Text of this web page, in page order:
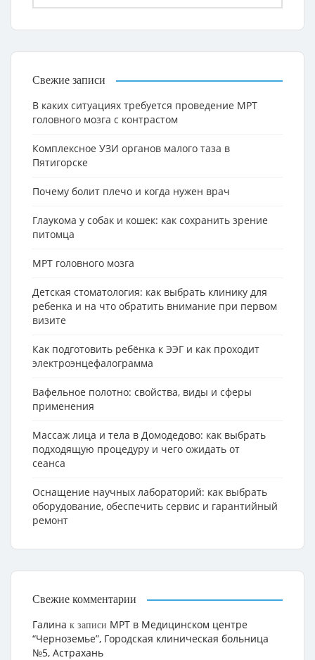
Свежие записи
В каких ситуациях требуется проведение МРТ
головного мозга с контрастом
Комплексное УЗИ органов малого таза в
Пятигорске
Почему болит плечо и когда нужен врач
Глаукома у собак и кошек: как сохранить зрение
питомца
МРТ головного мозга
Детская стоматология: как выбрать клинику для
ребенка и на что обратить внимание при первом
визите
Как подготовить ребёнка к ЭЭГ и как проходит
электроэнцефалограмма
Вафельное полотно: свойства, виды и сферы
применения
Массаж лица и тела в Домодедово: как выбрать
подходящую процедуру и чего ожидать от
сеанса
Оснащение научных лабораторий: как выбрать
оборудование, обеспечить сервис и гарантийный
ремонт
Свежие комментарии
Галина к записи МРТ в Медицинском центре
“Черноземье”, Городская клиническая больница
№5, Астрахань